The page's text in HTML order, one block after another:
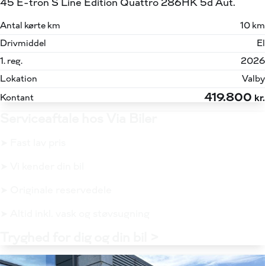
45 E-tron S Line Edition Quattro 286HK 5d Aut.
Antal kørte km
10 km
Drivmiddel
El
1. reg.
2026
Lokation
Valby
Kontant
419.800 kr.